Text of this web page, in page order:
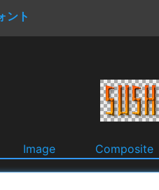
ント
Image Composite